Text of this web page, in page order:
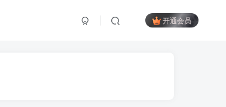
开通会员